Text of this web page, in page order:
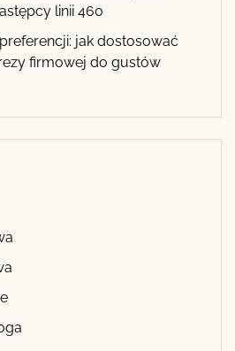
linii 460
jak dostosować
firmowej do gustów